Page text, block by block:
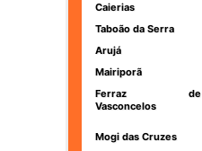
Caierias
Taboão da Serra
Arujá
Mairiporã
Ferraz de
Vasconcelos
Mogi das Cruzes